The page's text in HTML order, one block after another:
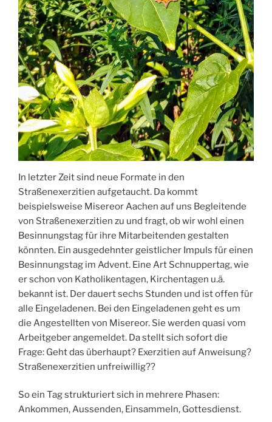
In letzter Zeit sind neue Formate in den
Straßenexerzitien aufgetaucht. Da kommt
beispielsweise Misereor Aachen auf uns Begleitende
von Straßenexerzitien zu und fragt, ob wir wohl einen
Besinnungstag für ihre Mitarbeitenden gestalten
könnten. Ein ausgedehnter geistlicher Impuls für einen
Besinnungstag im Advent. Eine Art Schnuppertag, wie
er schon von Katholikentagen, Kirchentagen u.ä.
bekannt ist. Der dauert sechs Stunden und ist offen für
alle Eingeladenen. Bei den Eingeladenen geht es um
die Angestellten von Misereor. Sie werden quasi vom
Arbeitgeber angemeldet. Da stellt sich sofort die
Frage: Geht das überhaupt? Exerzitien auf Anweisung?
Straßenexerzitien unfreiwillig??
So ein Tag strukturiert sich in mehrere Phasen:
Ankommen, Aussenden, Einsammeln, Gottesdienst.